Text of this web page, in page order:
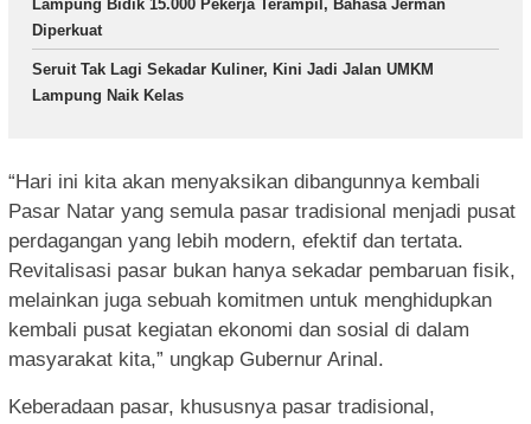
Lampung Bidik 15.000 Pekerja Terampil, Bahasa Jerman
Diperkuat
Seruit Tak Lagi Sekadar Kuliner, Kini Jadi Jalan UMKM
Lampung Naik Kelas
“Hari ini kita akan menyaksikan dibangunnya kembali
Pasar Natar yang semula pasar tradisional menjadi pusat
perdagangan yang lebih modern, efektif dan tertata.
Revitalisasi pasar bukan hanya sekadar pembaruan fisik,
melainkan juga sebuah komitmen untuk menghidupkan
kembali pusat kegiatan ekonomi dan sosial di dalam
masyarakat kita,” ungkap Gubernur Arinal.
Keberadaan pasar, khususnya pasar tradisional,